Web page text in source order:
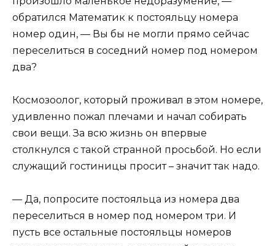
обратился Математик к постояльцу номера
номер один, — Вы бы не могли прямо сейчас
переселиться в соседний номер под номером
два?
Космозоолог, который проживал в этом номере,
удивленно пожал плечами и начал собирать
свои вещи. За всю жизнь он впервые
столкнулся с такой странной просьбой. Но если
служащий гостиницы просит – значит так надо.
— Да, попросите постояльца из номера два
переселиться в номер под номером три. И
пусть все остальные постояльцы номеров